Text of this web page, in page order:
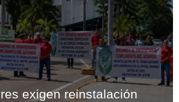
exigen reinstalación